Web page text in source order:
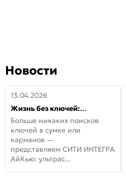
Новости
13.04.2026
Жизнь без ключей:
встречайте новую дверь
СИТИ ИНТЕГРА АйКью!
Больше никаких поисков
ключей в сумке или
карманов —
представляем СИТИ ИНТЕГРА
АйКью: ультрас...